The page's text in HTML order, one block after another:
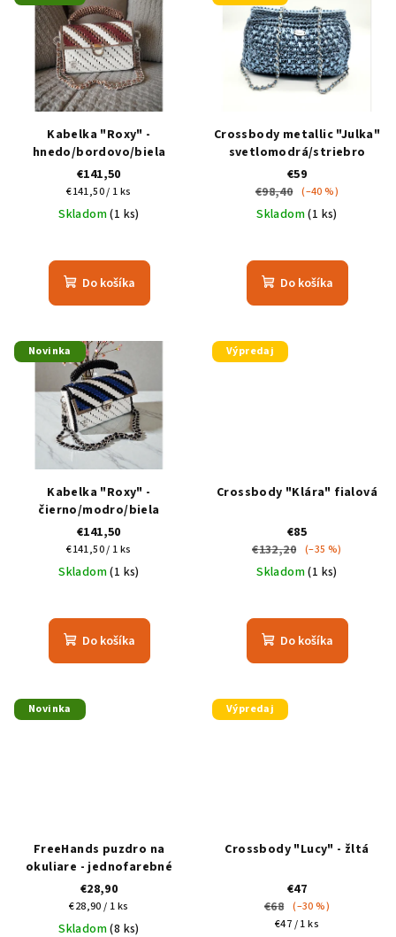
Kabelka "Roxy" -
hnedo/bordovo/biela
€141,50
Jednotková
cena:
€141,50 / 1 ks
Skladom(1 ks)
Do košíka
Crossbody metallic "Julka"
svetlomodrá/striebro
€59
€98,40 (–40 %)
Skladom(1 ks)
Do košíka
Novinka
Kabelka "Roxy" -
čierno/modro/biela
€141,50
Jednotková
cena:
€141,50 / 1 ks
Skladom(1 ks)
Do košíka
Výpredaj
Crossbody "Klára" fialová
€85
€132,20 (–35 %)
Skladom(1 ks)
Do košíka
Novinka
FreeHands puzdro na
okuliare - jednofarebné
€28,90
Jednotková
cena:
€28,90 / 1 ks
Skladom(8 ks)
Výpredaj
Crossbody "Lucy" - žltá
€47
€68 (–30 %)
Jednotková
€47 / 1 ks